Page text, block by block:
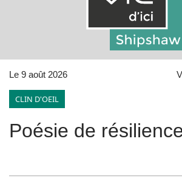
Le 9 août 2026
CLIN D'OEIL
Poésie de